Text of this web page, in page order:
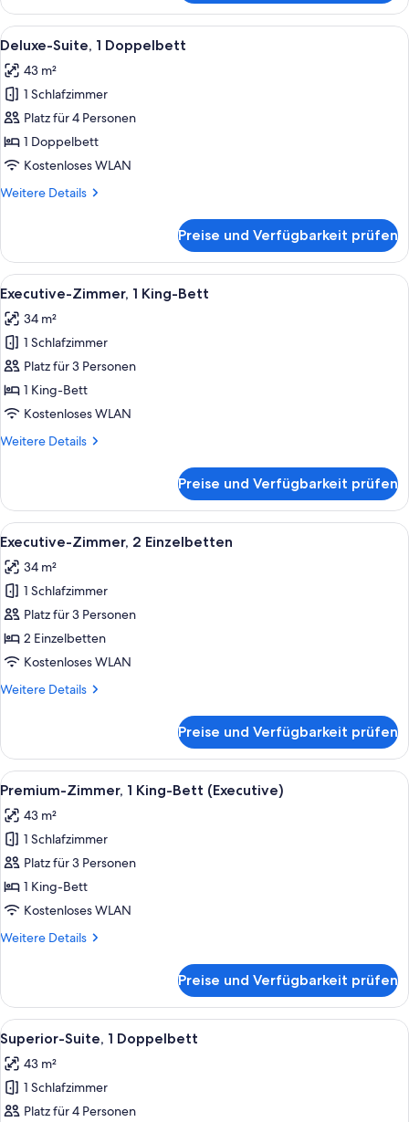
Zimmer,
1 King-
Bett
Alle
Fotos
für
Deluxe-
Suite,
1
Doppelbett
Ein Hotelzimmer mit Wohnbereich,
11
Deluxe-Suite, 1 Doppelbett
43 m²
1 Schlafzimmer
Platz für 4 Personen
1 Doppelbett
Kostenloses WLAN
Weitere Details
Weitere
Suite,
Doppelbett
Preise und Verfügbarkeit prüfen
Alle
Fotos
für
Executive-
Zimmer,
1 King-
Bett
Ein Hotelzimmer mit einem Bett,
33
Executive-Zimmer, 1 King-Bett
34 m²
1 Schlafzimmer
Platz für 3 Personen
1 King-Bett
Kostenloses WLAN
Weitere Details
Weitere
Zimmer,
1 King-
Bett
Preise und Verfügbarkeit prüfen
Alle
Fotos
für
Executive-
Zimmer,
2 Einzelbetten
anzeigen
Ein Hotelzimmer mit zwei Betten,
6
Executive-Zimmer, 2 Einzelbetten
34 m²
1 Schlafzimmer
Platz für 3 Personen
2 Einzelbetten
Kostenloses WLAN
Weitere Details
Weitere
Zimmer,
2 Einzelbetten
Preise und Verfügbarkeit prüfen
Alle
Fotos
für
Premium-
Zimmer,
1 King-
Bett
anzeigen
Ein Hotelzimmer mit einem großen
9
Premium-Zimmer, 1 King-Bett (Executive)
43 m²
1 Schlafzimmer
Platz für 3 Personen
1 King-Bett
Kostenloses WLAN
Weitere Details
Weitere
Zimmer,
1 King-
Bett
(Executive)
Preise und Verfügbarkeit prüfen
Alle
Fotos
für
Superior-
Suite,
Ein Hotelzimmer mit Bett, einem an
8
Superior-Suite, 1 Doppelbett
43 m²
1 Schlafzimmer
Platz für 4 Personen